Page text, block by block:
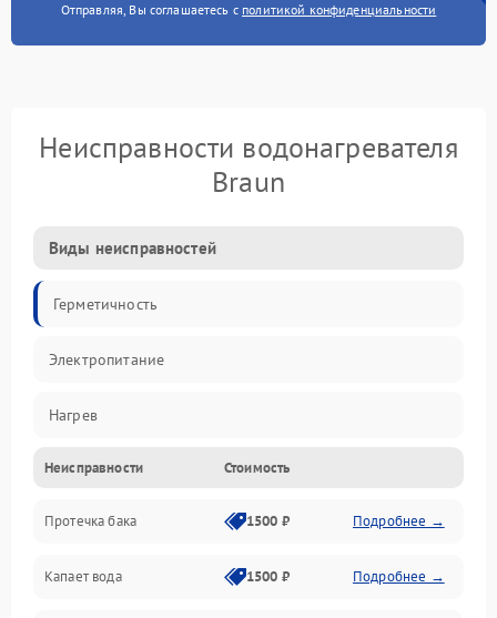
Отправляя, Вы соглашаетесь с политикой конфиденциальности
Неисправности водонагревателя
Braun
Виды неисправностей
Герметичность
Электропитание
Нагрев
Датчики
Механика
Неисправности Стоимость
Протечка бака 1500 ₽ Подробнее →
Капает вода 1500 ₽ Подробнее →